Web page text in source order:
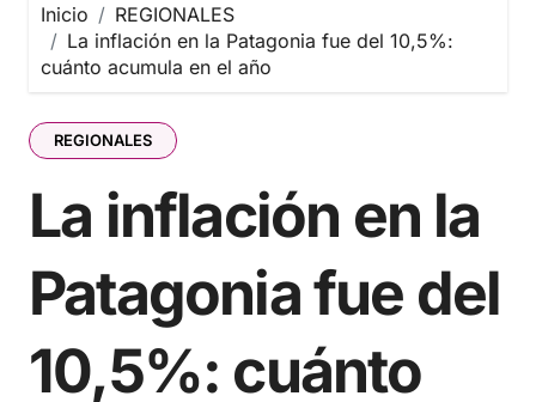
Inicio
REGIONALES
La inflación en la Patagonia fue del 10,5%:
cuánto acumula en el año
REGIONALES
La inflación en la
Patagonia fue del
10,5%: cuánto